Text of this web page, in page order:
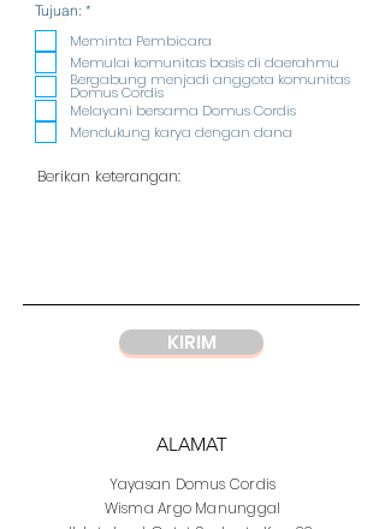
ALAMAT
Yayasan Domus Cordis
Wisma Argo Manunggal
Tujuan: *
q
i
r
e
d
Meminta Pembicara
Memulai komunitas basis di daerahmu
Bergabung menjadi anggota komunitas
Domus Cordis
Melayani bersama Domus Cordis
Mendukung karya dengan dana
KIRIM